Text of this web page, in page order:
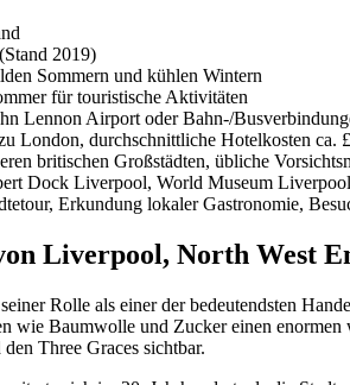
2019)
Sommern und kühlen Wintern
für touristische Aktivitäten
Lennon Airport oder Bahn-/
London, durchschnittliche Hotelkosten ca.
britischen Großstädten, übliche
Dock Liverpool, World Museum
Erkundung lokaler Gastronomie,
Liverpool, North West
Rolle als einer der bedeutendsten
wie Baumwolle und Zucker einen
Three Graces sichtbar.